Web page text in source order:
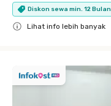
Diskon sewa min. 12 Bulan
Lihat info lebih banyak